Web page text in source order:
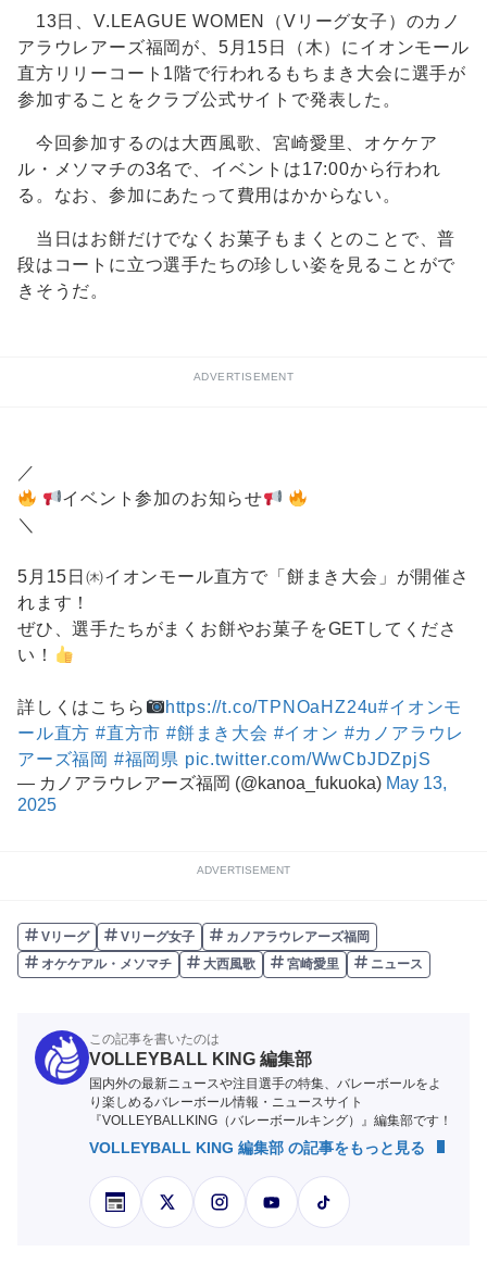
13日、V.LEAGUE WOMEN（Vリーグ女子）のカノ
アラウレアーズ福岡が、5月15日（木）にイオンモール
直方リリーコート1階で行われるもちまき大会に選手が
参加することをクラブ公式サイトで発表した。
今回参加するのは大西風歌、宮崎愛里、オケケア
ル・メソマチの3名で、イベントは17:00から行われ
る。なお、参加にあたって費用はかからない。
当日はお餅だけでなくお菓子もまくとのことで、普
段はコートに立つ選手たちの珍しい姿を見ることがで
きそうだ。
ADVERTISEMENT
／
イベント参加のお知らせ
＼
5月15日㈭イオンモール直方で「餅まき大会」が開催さ
れます！
ぜひ、選手たちがまくお餅やお菓子をGETしてくださ
い！
詳しくはこちら https://t.co/TPNOaHZ24u#イオンモ
ール直方 #直方市 #餅まき大会 #イオン #カノアラウレ
アーズ福岡 #福岡県 pic.twitter.com/WwCbJDZpjS
— カノアラウレアーズ福岡 (@kanoa_fukuoka) May 13,
2025
ADVERTISEMENT
Vリーグ Vリーグ女子
カノアラウレアーズ福岡
オケケアル・メソマチ
大西風歌 宮崎愛里 ニュース
この記事を書いたのは
VOLLEYBALL KING 編集部
国内外の最新ニュースや注目選手の特集、バレーボールをよ
り楽しめるバレーボール情報・ニュースサイト
『VOLLEYBALLKING（バレーボールキング）』編集部です！
VOLLEYBALL KING 編集部 の記事をもっと見る